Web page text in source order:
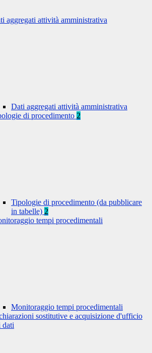
aggregati attività amministrativa
Dati aggregati attività amministrativa
di procedimento 2
Tipologie di procedimento (da pubblicare
in tabelle) 2
tempi procedimentali
Monitoraggio tempi procedimentali
sostitutive e acquisizione d'ufficio
dati